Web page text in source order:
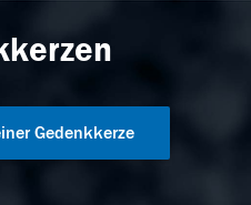
Gedenkkerze